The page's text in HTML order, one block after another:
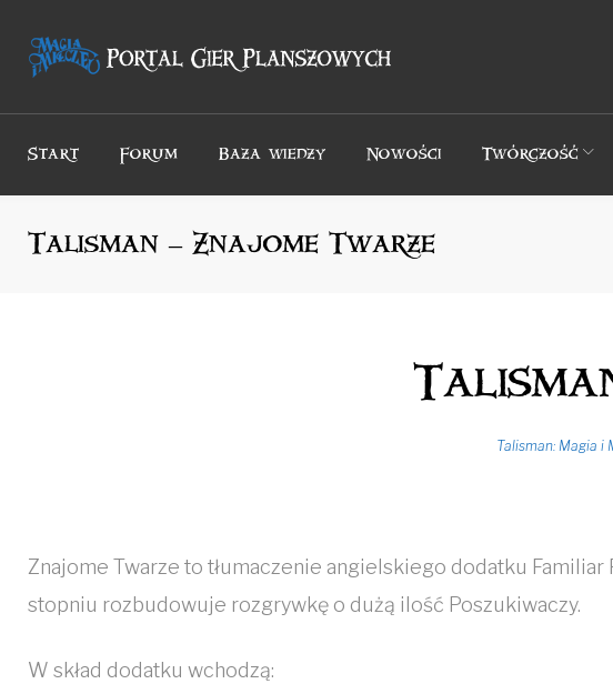
Start Forum Baza wiedzy Nowości Twórczość
Talisman – Znajome Twarze
Talisman: Magia i
Znajome Twarze to tłumaczenie angielskiego dodatku Familiar
stopniu rozbudowuje rozgrywkę o dużą ilość Poszukiwaczy.
W skład dodatku wchodzą: